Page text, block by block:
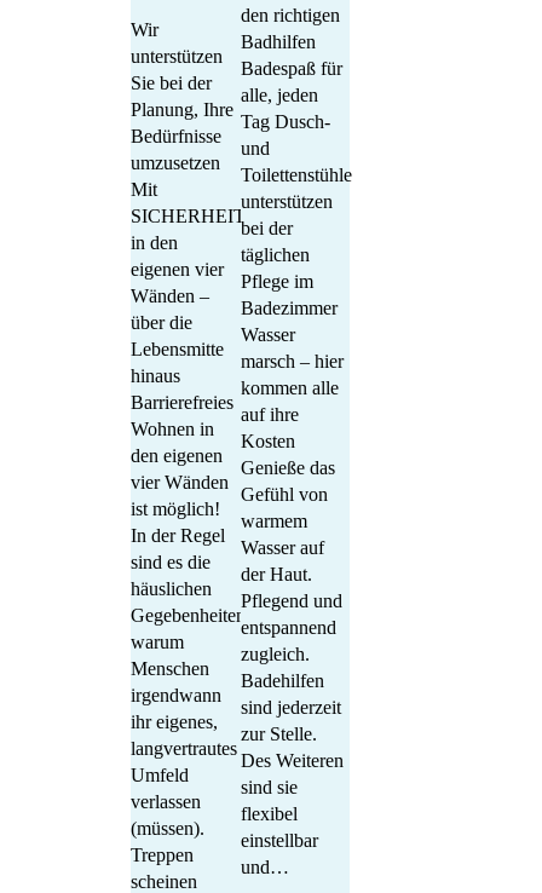
Wir
unterstützen
Sie bei der
Planung, Ihre
Bedürfnisse
umzusetzen
Mit
SICHERHEIT
in den
eigenen vier
Wänden –
über die
Lebensmitte
hinaus
Barrierefreies
Wohnen in
den eigenen
vier Wänden
ist möglich!
In der Regel
sind es die
häuslichen
Gegebenheiten,
warum
Menschen
irgendwann
ihr eigenes,
langvertrautes
Umfeld
verlassen
(müssen).
Treppen
scheinen
den richtigen
Badhilfen
Badespaß für
alle, jeden
Tag Dusch-
und
Toilettenstühle
unterstützen
bei der
täglichen
Pflege im
Badezimmer
Wasser
marsch – hier
kommen alle
auf ihre
Kosten
Genieße das
Gefühl von
warmem
Wasser auf
der Haut.
Pflegend und
entspannend
zugleich.
Badehilfen
sind jederzeit
zur Stelle.
Des Weiteren
sind sie
flexibel
einstellbar
und…